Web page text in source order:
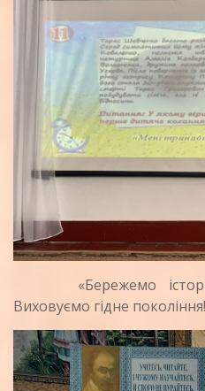
«Бережемо
Виховуємо гідне